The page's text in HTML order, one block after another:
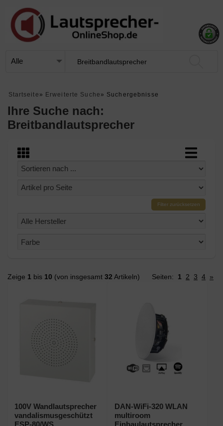
Startseite » Erweiterte Suche » Suchergebnisse
Ihre Suche nach:
Breitbandlautsprecher
Filter zurücksetzen
Zeige 1 bis 10 (von insgesamt 32 Artikeln) Seiten: 1 2 3 4 »
100V Wandlautsprecher
vandalismusgeschützt
DAN-WiFi-320 WLAN
multiroom